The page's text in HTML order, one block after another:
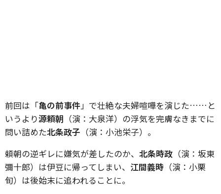
前回は「亀の前事件」で壮絶な夫婦喧嘩を演じた……と
いうより源頼朝 （演：大泉洋）の浮気を完膚なきまでに
問い詰めた北条政子 （演：小池栄子）。
頼朝の逆ギレに嫌気が差したのか、 北条時政 （演：坂東
彌十郎）は伊豆に帰ってしまい、 江間義時 （演：小栗
旬）は後始末に追われることに。